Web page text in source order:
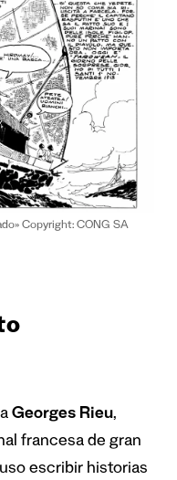
Copyright: CONG SA
Georges Rieu,
francesa de gran
escribir historias